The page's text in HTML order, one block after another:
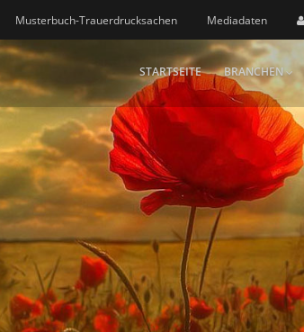
Musterbuch-Trauerdrucksachen Mediadaten
STARTSEITE BRANCHEN